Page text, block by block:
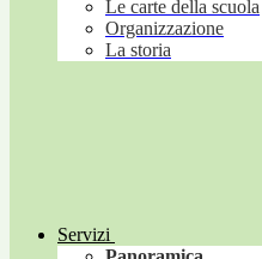
Le carte della scuola
Organizzazione
La storia
Servizi